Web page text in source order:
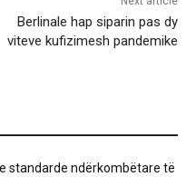
Berlinale hap siparin pas dy
viteve kufizimesh pandemike
standarde ndërkombëtare të